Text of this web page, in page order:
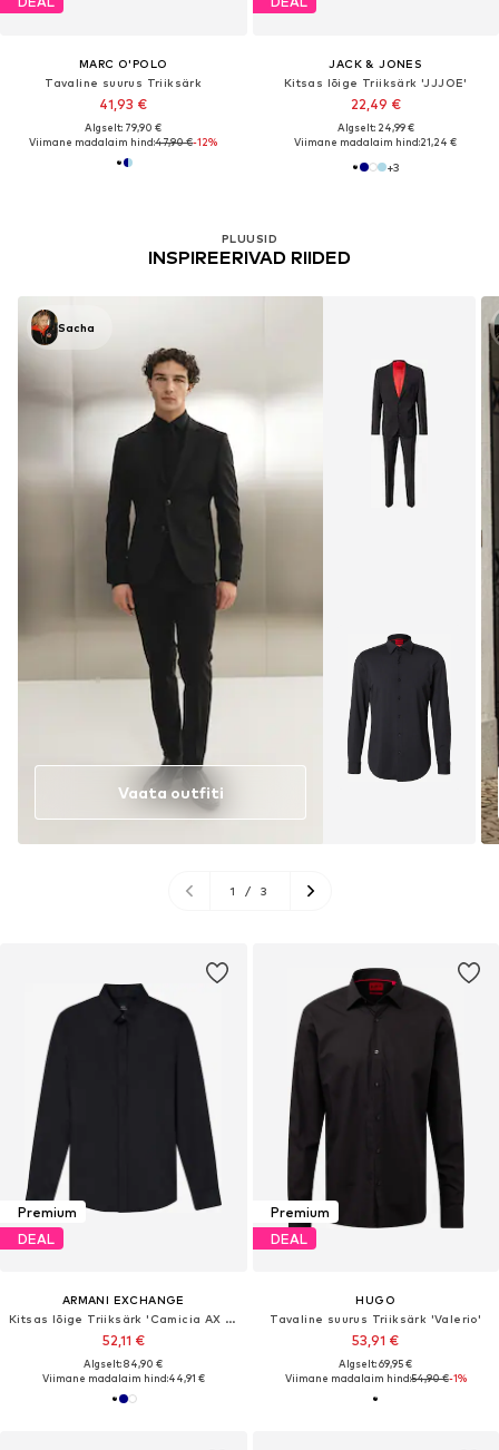
MARC O'POLO
Tavaline suurus Triiksärk
41,93 €
Algselt: 79,90 €
Viimane madalaim hind:47,90 €-12%
JACK & JONES
Kitsas lõige Triiksärk 'JJJOE'
22,49 €
Algselt: 24,99 €
Viimane madalaim hind:21,24 €
+3
PLUUSID
INSPIREERIVAD RIIDED
Sacha
Vaata outfiti
1 / 3
Premium
DEAL
ARMANI EXCHANGE
Kitsas lõige Triiksärk 'Camicia AX ARMANI EXCHANGE da Uomo - 8NZCBD0113'
52,11 €
Algselt: 84,90 €
Viimane madalaim hind:44,91 €
Premium
DEAL
HUGO
Tavaline suurus Triiksärk 'Valerio'
53,91 €
Algselt: 69,95 €
Viimane madalaim hind:54,90 €-1%